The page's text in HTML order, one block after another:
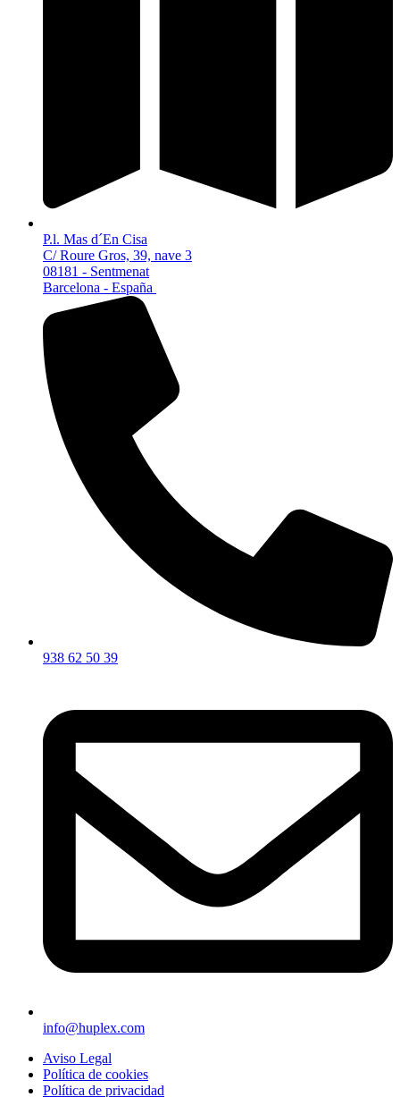
P.l. Mas d´En Cisa
C/ Roure Gros, 39, nave 3
08181 - Sentmenat
Barcelona - España
938 62 50 39
info@huplex.com
Aviso Legal
Política de cookies
Política de privacidad